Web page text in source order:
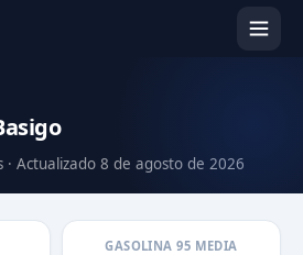
· Actualizado 8 de agosto de 2026
GASOLINA 95 MEDIA